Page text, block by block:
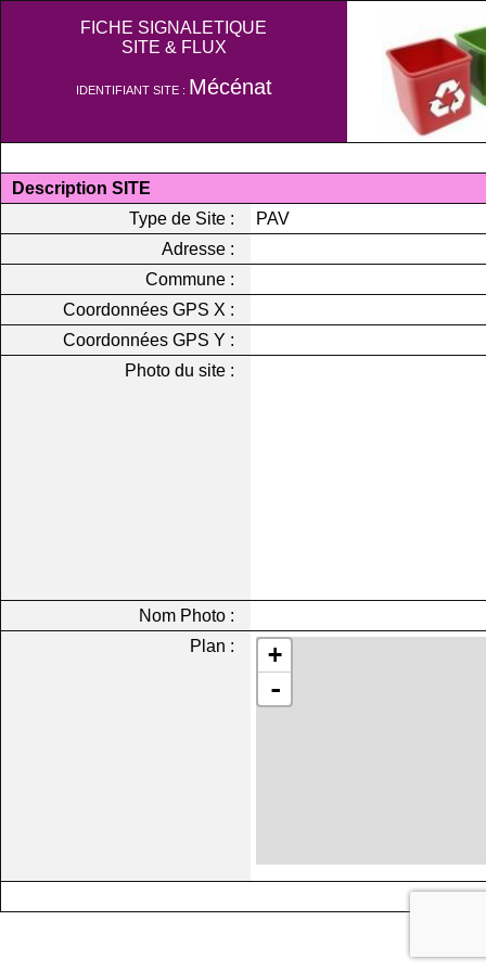
FICHE SIGNALETIQUE
SITE & FLUX
IDENTIFIANT SITE : Mécénat
Description SITE
Type de Site :
PAV
Adresse :
Commune :
Coordonnées GPS X :
Coordonnées GPS Y :
Photo du site :
Nom Photo :
Plan :
+
-